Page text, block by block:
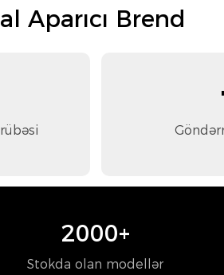
Aparıcı Brend
2000+
Stokda olan modellər